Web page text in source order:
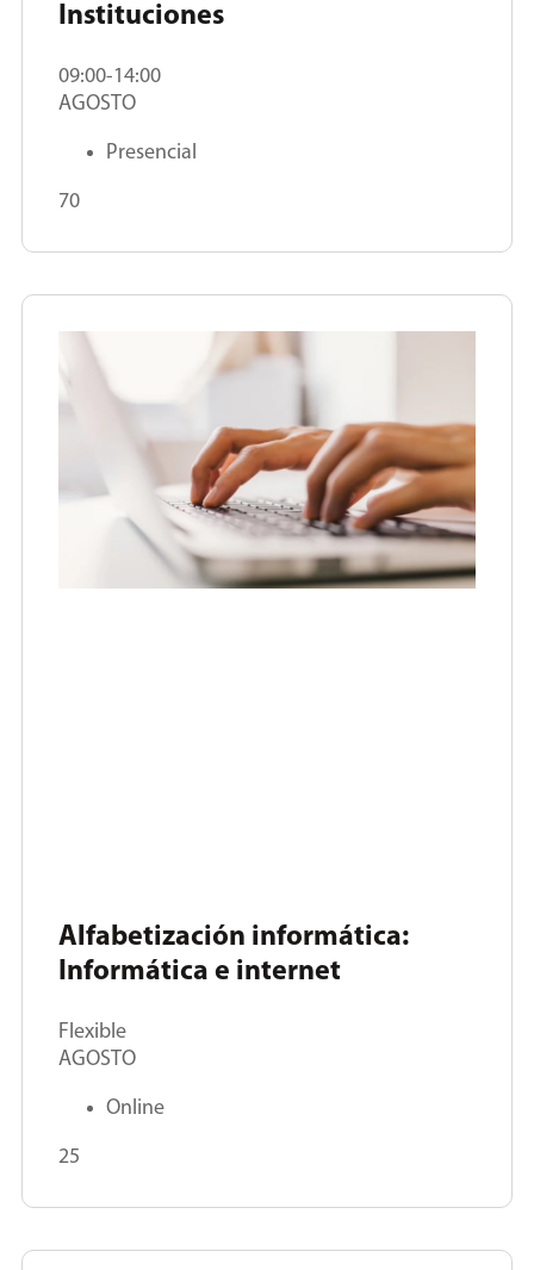
Instituciones
09:00-14:00
AGOSTO
Presencial
70
Alfabetización informática:
Informática e internet
Flexible
AGOSTO
Online
25